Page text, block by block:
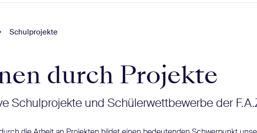
Schulprojekte
durch Projekte
Schulprojekte und Schülerwettbewerbe der